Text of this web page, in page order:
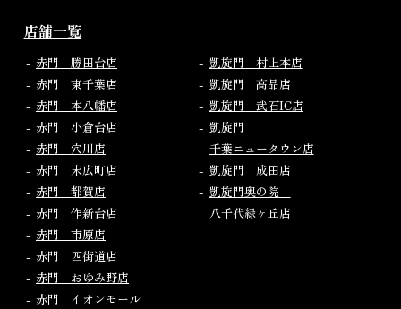
店舗一覧
赤門 勝田台店
赤門 東千葉店
赤門 本八幡店
赤門 小倉台店
赤門 穴川店
赤門 末広町店
赤門 都賀店
赤門 作新台店
赤門 市原店
赤門 四街道店
赤門 おゆみ野店
赤門 イオンモール
凱旋門 村上本店
凱旋門 高品店
凱旋門 武石IC店
凱旋門
千葉ニュータウン店
凱旋門 成田店
凱旋門奥の院
八千代緑ヶ丘店